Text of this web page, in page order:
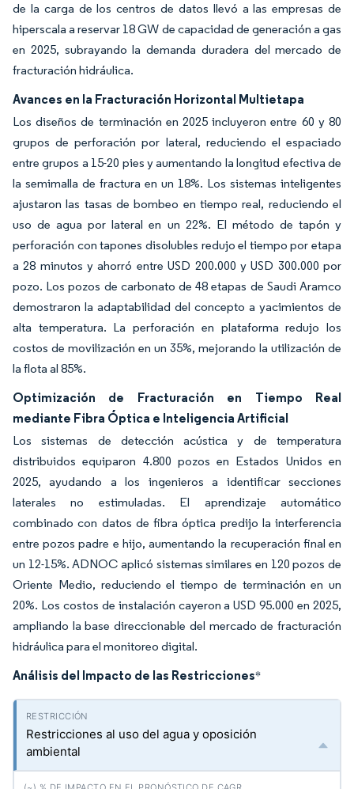
de la carga de los centros de datos llevó a las empresas de
hiperscala a reservar 18 GW de capacidad de generación a gas
en 2025, subrayando la demanda duradera del mercado de
fracturación hidráulica.
Avances en la Fracturación Horizontal Multietapa
Los diseños de terminación en 2025 incluyeron entre 60 y 80
grupos de perforación por lateral, reduciendo el espaciado
entre grupos a 15-20 pies y aumentando la longitud efectiva de
la semimalla de fractura en un 18%. Los sistemas inteligentes
ajustaron las tasas de bombeo en tiempo real, reduciendo el
uso de agua por lateral en un 22%. El método de tapón y
perforación con tapones disolubles redujo el tiempo por etapa
a 28 minutos y ahorró entre USD 200.000 y USD 300.000 por
pozo. Los pozos de carbonato de 48 etapas de Saudi Aramco
demostraron la adaptabilidad del concepto a yacimientos de
alta temperatura. La perforación en plataforma redujo los
costos de movilización en un 35%, mejorando la utilización de
la flota al 85%.
Optimización de Fracturación en Tiempo Real
mediante Fibra Óptica e Inteligencia Artificial
Los sistemas de detección acústica y de temperatura
distribuidos equiparon 4.800 pozos en Estados Unidos en
2025, ayudando a los ingenieros a identificar secciones
laterales no estimuladas. El aprendizaje automático
combinado con datos de fibra óptica predijo la interferencia
entre pozos padre e hijo, aumentando la recuperación final en
un 12-15%. ADNOC aplicó sistemas similares en 120 pozos de
Oriente Medio, reduciendo el tiempo de terminación en un
20%. Los costos de instalación cayeron a USD 95.000 en 2025,
ampliando la base direccionable del mercado de fracturación
hidráulica para el monitoreo digital.
Análisis del Impacto de las Restricciones*
Restricciones al uso del agua y oposición
ambiental